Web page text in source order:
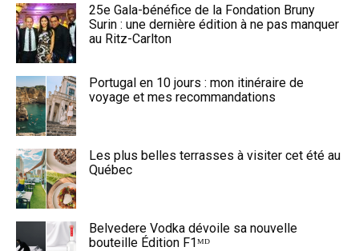
25e Gala-bénéfice de la Fondation Bruny
Surin : une dernière édition à ne pas manquer
au Ritz-Carlton
Portugal en 10 jours : mon itinéraire de
voyage et mes recommandations
Les plus belles terrasses à visiter cet été au
Québec
Belvedere Vodka dévoile sa nouvelle
bouteille Édition F1ᴹᴰ